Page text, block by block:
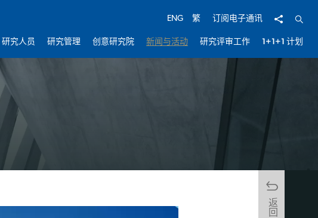
ENG 繁 订阅电子通讯 分享 开启
研究人员 研究管理 创意研究院 新闻与活动 研究评审工作 1+1+1 计划
返回